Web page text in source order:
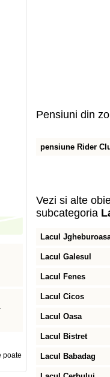
poate
Pensiuni din
pensiune Rider
Vezi si alte
subcategoria
Lacul
Lacul Galesul
Lacul Fenes
Lacul Cicos
Lacul Oasa
Lacul Bistret
Lacul Babadag